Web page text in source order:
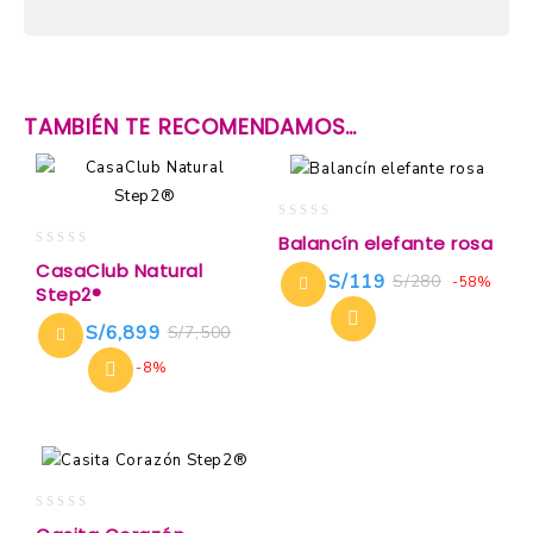
TAMBIÉN TE RECOMENDAMOS…
out
of
5
CasaClub Natural
Step2®
S/7,500
S/6,899
-8%
out
of
5
Balancín elefante rosa
S/280
S/119 -58%